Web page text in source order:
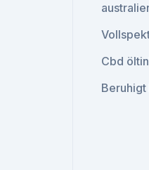
Cbd
Beruhigt